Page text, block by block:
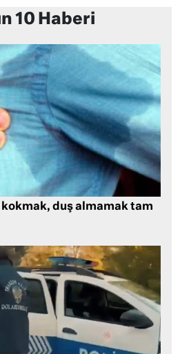
10 Haberi
kokmak, duş almamak tam